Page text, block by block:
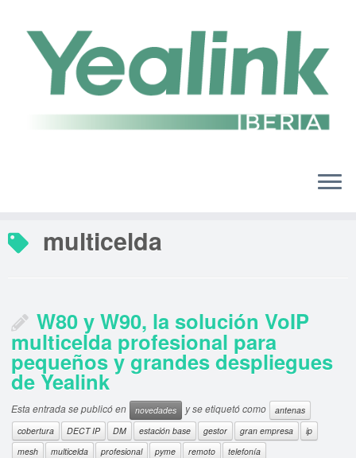
contenido
multicelda
W80 y W90, la solución VoIP
multicelda profesional para
pequeños y grandes despliegues
de Yealink
Esta entrada se publicó en novedades y se etiquetó como
antenas
cobertura
DECT IP DM estación base gestor gran empresa
ip
mesh
multicelda profesional pyme remoto
telefonía